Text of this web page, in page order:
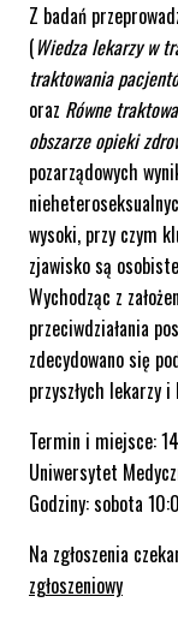
Z badań
(Wiedza lekarzy w
traktowania
oraz Równe
obszarze opieki
pozarządowych
wysoki, przy czym
zjawisko są
Wychodząc z
przeciwdziałania
zdecydowano się
przyszłych lekarzy
Termin i miejsce:
Uniwersytet
Godziny: sobota
Na zgłoszenia
zgłoszeniowy